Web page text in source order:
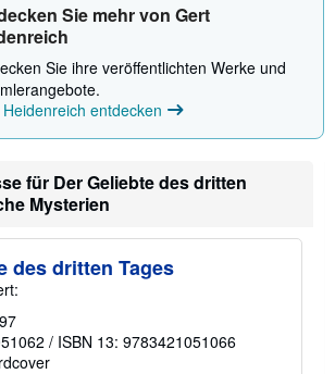
o
e
Sie mehr von Gert
Sie ihre veröffentlichten Werke und
entdecken
für Der Geliebte des dritten
Mysterien
des dritten Tages
/ ISBN 13: 9783421051066